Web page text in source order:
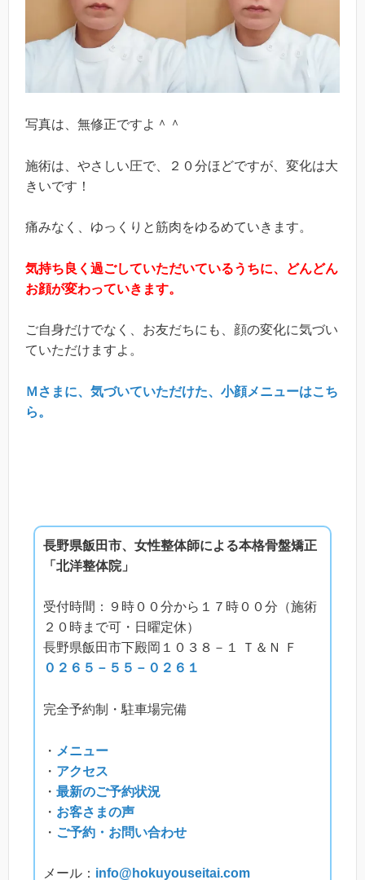
写真は、無修正ですよ＾＾
施術は、やさしい圧で、２０分ほどですが、変化は大
きいです！
痛みなく、ゆっくりと筋肉をゆるめていきます。
気持ち良く過ごしていただいているうちに、どんどん
お顔が変わっていきます。
ご自身だけでなく、お友だちにも、顔の変化に気づい
ていただけますよ。
Ｍさまに、気づいていただけた、小顔メニューはこち
ら。
長野県飯田市、女性整体師による本格骨盤矯正
「北洋整体院」
受付時間：９時００分から１７時００分（施術
２０時まで可・日曜定休）
長野県飯田市下殿岡１０３８－１ Ｔ＆Ｎ Ｆ
０２６５－５５－０２６１
完全予約制・駐車場完備
・ メニュー
・ アクセス
・ 最新のご予約状況
・ お客さまの声
・ ご予約・お問い合わせ
メール： info@hokuyouseitai.com